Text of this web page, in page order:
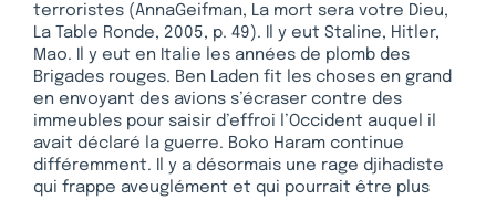
terroristes (AnnaGeifman, La mort sera votre Dieu,
La Table Ronde, 2005, p. 49). Il y eut Staline, Hitler,
Mao. Il y eut en Italie les années de plomb des
Brigades rouges. Ben Laden fit les choses en grand
en envoyant des avions s’écraser contre des
immeubles pour saisir d’effroi l’Occident auquel il
avait déclaré la guerre. Boko Haram continue
différemment. Il y a désormais une rage djihadiste
qui frappe aveuglément et qui pourrait être plus